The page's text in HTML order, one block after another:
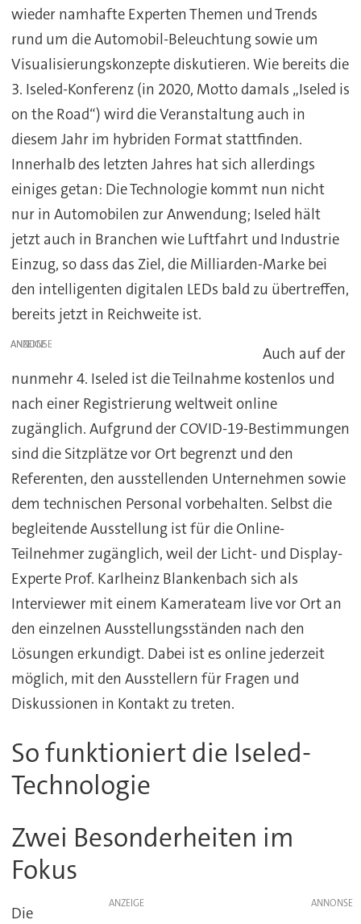
wieder namhafte Experten Themen und Trends
rund um die Automobil-Beleuchtung sowie um
Visualisierungskonzepte diskutieren. Wie bereits die
3. Iseled-Konferenz (in 2020, Motto damals „Iseled is
on the Road“) wird die Veranstaltung auch in
diesem Jahr im hybriden Format stattfinden.
Innerhalb des letzten Jahres hat sich allerdings
einiges getan: Die Technologie kommt nun nicht
nur in Automobilen zur Anwendung; Iseled hält
jetzt auch in Branchen wie Luftfahrt und Industrie
Einzug, so dass das Ziel, die Milliarden-Marke bei
den intelligenten digitalen LEDs bald zu übertreffen,
bereits jetzt in Reichweite ist.
ANZEIGE
Auch auf der
nunmehr 4. Iseled ist die Teilnahme kostenlos und
nach einer Registrierung weltweit online
zugänglich. Aufgrund der COVID-19-Bestimmungen
sind die Sitzplätze vor Ort begrenzt und den
Referenten, den ausstellenden Unternehmen sowie
dem technischen Personal vorbehalten. Selbst die
begleitende Ausstellung ist für die Online-
Teilnehmer zugänglich, weil der Licht- und Display-
Experte Prof. Karlheinz Blankenbach sich als
Interviewer mit einem Kamerateam live vor Ort an
den einzelnen Ausstellungsständen nach den
Lösungen erkundigt. Dabei ist es online jederzeit
möglich, mit den Ausstellern für Fragen und
Diskussionen in Kontakt zu treten.
So funktioniert die Iseled-
Technologie
Zwei Besonderheiten im
Fokus
ANZEIGE
Die